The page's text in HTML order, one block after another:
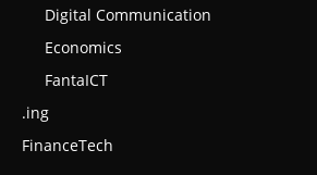
Digital Communication
Economics
FantaICT
.ing
FinanceTech